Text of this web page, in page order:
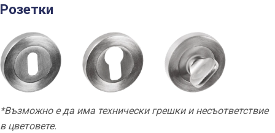
Розетки
*Възможно е да има технически грешки и несъответствие
в цветовете.